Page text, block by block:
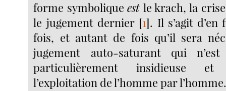
forme symboliqueest le krach, la
le jugement dernier[1]. Il s’agit
fois, et autant de fois qu’il sera
jugement auto-saturant qui
particulièrement insidieuse
l’exploitation de l’homme par